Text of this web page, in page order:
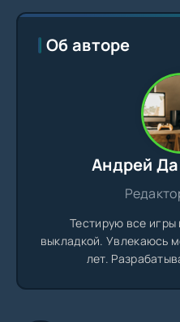
Об авторе
Андрей
Тестирую все
выкладкой. Увлекаюсь
лет.